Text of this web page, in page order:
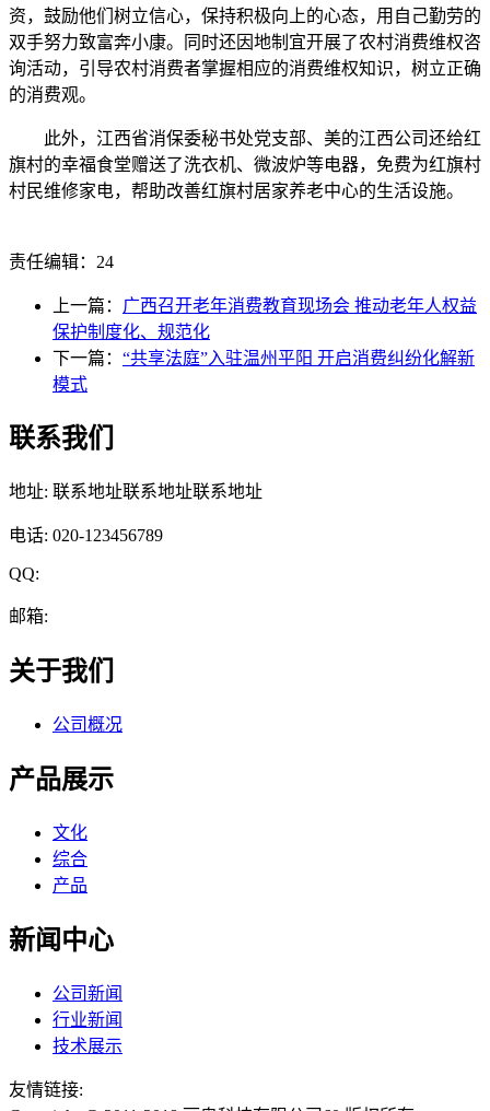
资，鼓励他们树立信心，保持积极向上的心态，用自己勤劳的
双手努力致富奔小康。同时还因地制宜开展了农村消费维权咨
询活动，引导农村消费者掌握相应的消费维权知识，树立正确
的消费观。
此外，江西省消保委秘书处党支部、美的江西公司还给红
旗村的幸福食堂赠送了洗衣机、微波炉等电器，免费为红旗村
村民维修家电，帮助改善红旗村居家养老中心的生活设施。
责任编辑：24
上一篇： 广西召开老年消费教育现场会 推动老年人权益
保护制度化、规范化
下一篇： “共享法庭”入驻温州平阳 开启消费纠纷化解新
模式
联系我们
地址: 联系地址联系地址联系地址
电话: 020-123456789
QQ:
邮箱:
关于我们
公司概况
产品展示
文化
综合
产品
新闻中心
公司新闻
行业新闻
技术展示
友情链接: